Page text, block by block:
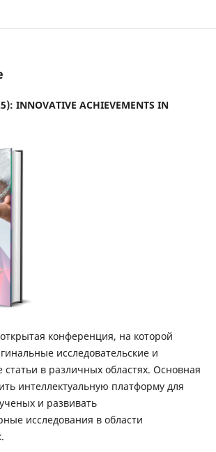
INNOVATIVE ACHIEVEMENTS IN
конференция, на которой
исследовательские и
статьи в различных областях. Основная
интеллектуальную платформу для
и развивать
исследования в области